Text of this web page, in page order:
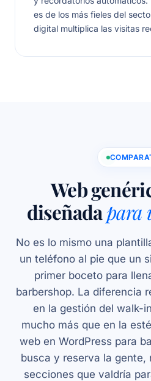
es de los más fieles del
digital multiplica las visitas
Web
diseñadapara
No es lo mismo una
un teléfono al pie que un
primer boceto para
barbershop. La diferencia
en la gestión del walk-
mucho más que en la
web en WordPress para
busca y reserva la gente,
secciones que valdría